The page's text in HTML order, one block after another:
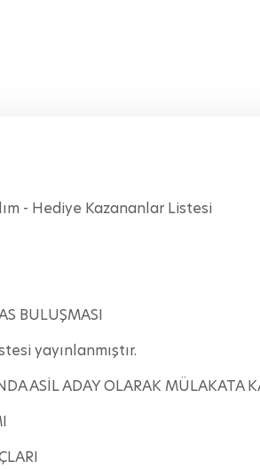
- Hediye Kazananlar Listesi
BULUŞMASI
yayınlanmıştır.
ASİL ADAY OLARAK MÜLAKATA